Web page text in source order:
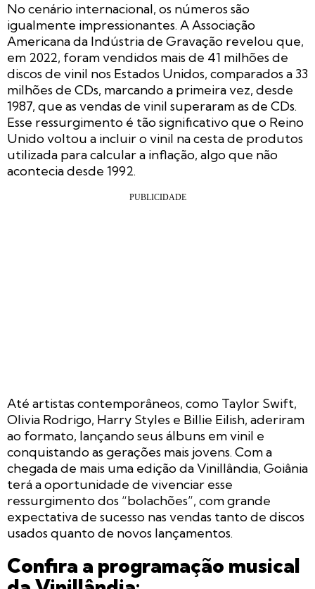
No cenário internacional, os números são
igualmente impressionantes. A Associação
Americana da Indústria de Gravação revelou que,
em 2022, foram vendidos mais de 41 milhões de
discos de vinil nos Estados Unidos, comparados a 33
milhões de CDs, marcando a primeira vez, desde
1987, que as vendas de vinil superaram as de CDs.
Esse ressurgimento é tão significativo que o Reino
Unido voltou a incluir o vinil na cesta de produtos
utilizada para calcular a inflação, algo que não
acontecia desde 1992.
Até artistas contemporâneos, como Taylor Swift,
Olivia Rodrigo, Harry Styles e Billie Eilish, aderiram
ao formato, lançando seus álbuns em vinil e
conquistando as gerações mais jovens. Com a
chegada de mais uma edição da Vinillândia, Goiânia
terá a oportunidade de vivenciar esse
ressurgimento dos “bolachões”, com grande
expectativa de sucesso nas vendas tanto de discos
usados quanto de novos lançamentos.
Confira a programação musical